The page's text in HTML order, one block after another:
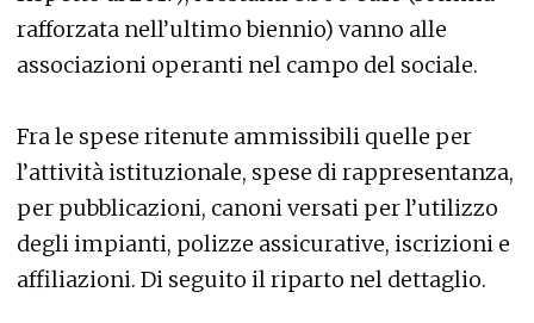
rafforzata nell’ultimo biennio) vanno alle
associazioni operanti nel campo del sociale.
Fra le spese ritenute ammissibili quelle per
l’attività istituzionale, spese di rappresentanza,
per pubblicazioni, canoni versati per l’utilizzo
degli impianti, polizze assicurative, iscrizioni e
affiliazioni. Di seguito il riparto nel dettaglio.